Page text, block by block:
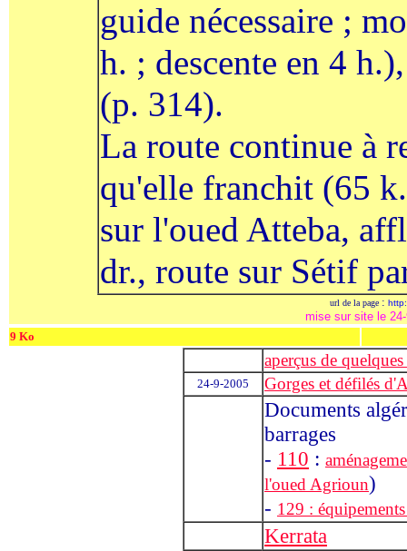
guide nécessaire ;
h. ; descente en 4
(p. 314).
La route continue à
qu'elle franchit (65
sur l'oued Atteba,
dr., route sur Sétif
url de la page :
mise sur site le
9 Ko
aperçus de
24-9-2005 Gorges et défilés
Documents
barrages
- 110 :
l'oued Agrioun)
- 129 :
Kerrata